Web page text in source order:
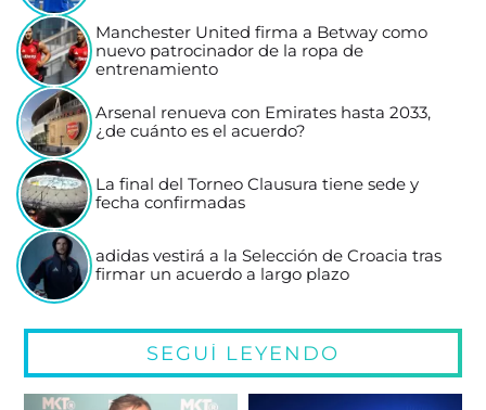
Manchester United firma a Betway como
nuevo patrocinador de la ropa de
entrenamiento
Arsenal renueva con Emirates hasta 2033,
¿de cuánto es el acuerdo?
La final del Torneo Clausura tiene sede y
fecha confirmadas
adidas vestirá a la Selección de Croacia tras
firmar un acuerdo a largo plazo
SEGUÍ LEYENDO